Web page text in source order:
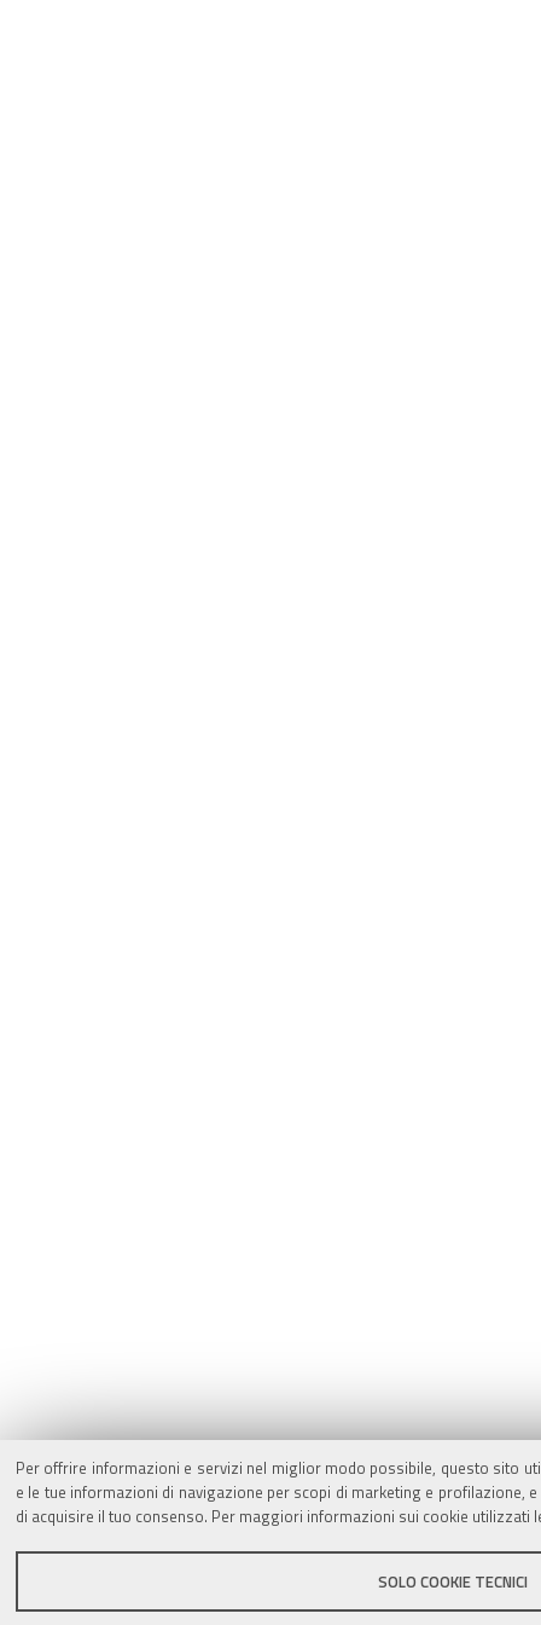
Per offrire informazioni e servizi nel miglior modo possibile, questo sito
e le tue informazioni di navigazione per scopi di marketing e
di acquisire il tuo consenso. Per maggiori informazioni sui cookie utilizzati
SOLO COOKIE TECNICI